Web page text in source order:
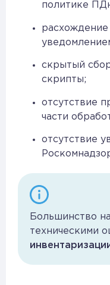
политике
скрытый
скрипты;
отсутствие
части
отсутствие
Большинство
техническими